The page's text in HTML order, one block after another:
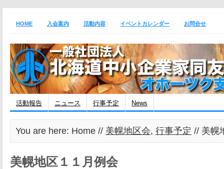
HOME 入会案内 活動内容 イベントカレンダー お問合せ
活動報告 ニュース 行事予定 News
You are here: Home // 美幌地区会, 行事予定 // 美幌
美幌地区１１月例会